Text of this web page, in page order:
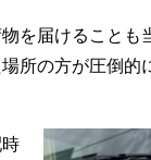
を届けることも
所の方が圧倒